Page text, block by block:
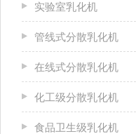
实验室乳化机
管线式分散乳化机
在线式分散乳化机
化工级分散乳化机
食品卫生级乳化机